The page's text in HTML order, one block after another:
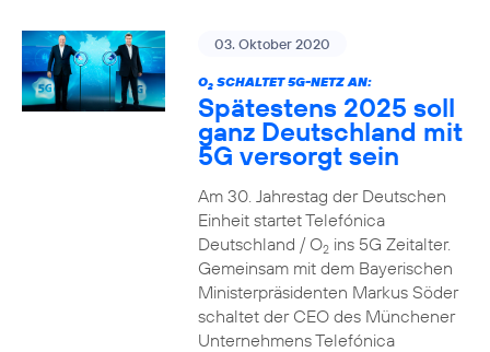
03. Oktober 2020
O2SCHALTET 5G-NETZ AN:
Spätestens 2025 soll
ganz Deutschland mit
5G versorgt sein
Am 30. Jahrestag der Deutschen
Einheit startet Telefónica
Deutschland / O2ins 5G Zeitalter.
Gemeinsam mit dem Bayerischen
Ministerpräsidenten Markus Söder
schaltet der CEO des Münchener
Unternehmens Telefónica